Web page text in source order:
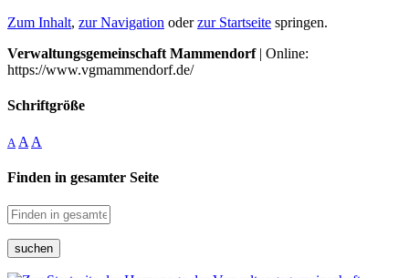
Zum Inhalt, zur Navigation oderzur Startseite springen.
Verwaltungsgemeinschaft Mammendorf| Online:
https://www.vgmammendorf.de/
Schriftgröße
A A A
Finden in gesamter Seite
suchen